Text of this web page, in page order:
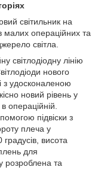
світильник на
малих операційних та
світла.
світлодіодну лінію
нового
з удосконаленою
новий рівень у
операційній.
підвіски з
плеча у
висота
для
розроблена та